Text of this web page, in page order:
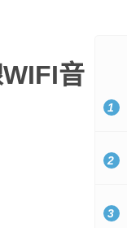
音
1
2
3